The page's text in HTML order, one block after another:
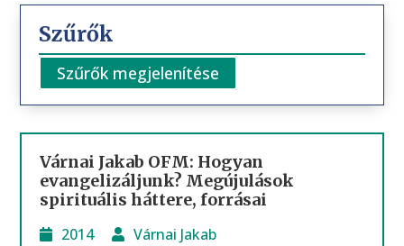
Várnai Jakab OFM: Hogyan
evangelizáljunk? Megújulások
spirituális háttere, forrásai
2014
Várnai Jakab
Szűrők
Szűrők megjelenítése